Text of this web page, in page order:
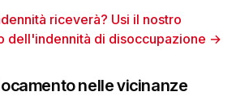
riceverà? Usi il nostro
dell'indennità di disoccupazione →
nelle vicinanze